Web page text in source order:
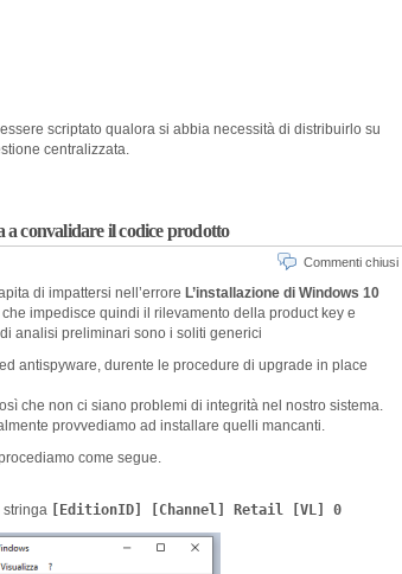
scriptato qualora si abbia necessità di distribuirlo su
centralizzata.
a convalidare il codice prodotto
Commenti chiusi
di impattersi nell’errore L’installazione di Windows 10
che impedisce quindi il rilevamento della product key e
analisi preliminari sono i soliti generici
antispyware, durente le procedure di upgrade in place
che non ci siano problemi di integrità nel nostro sistema.
provvediamo ad installare quelli mancanti.
come segue.
stringa
[EditionID] [Channel] Retail [VL] 0